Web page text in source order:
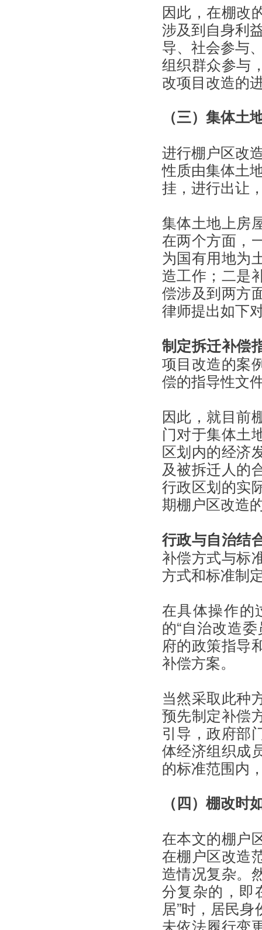
因此，在棚改
涉及到自身利
导、社会参与
组织群众参与
改项目改造的
（三）集体土
进行棚户区改
性质由集体土
挂，进行出让
集体土地上房
在两个方面，
为国有用地为
造工作；二是
偿涉及到两方
律师提出如下
制定拆迁补偿
项目改造的案
偿的指导性文
因此，就目前
门对于集体土
区划内的经济
及被拆迁人的
行政区划的实
期棚户区改造
行政与自治结
补偿方式与标
方式和标准制
在具体操作的
的“自治改造
府的政策指导
补偿方案。
当然采取此种
预先制定补偿
引导，政府部
体经济组织成
的标准范围内
（四）棚改
在本文的棚户
在棚户区改造
造情况复杂。
分复杂的，即
居”时，居民
未依法履行变